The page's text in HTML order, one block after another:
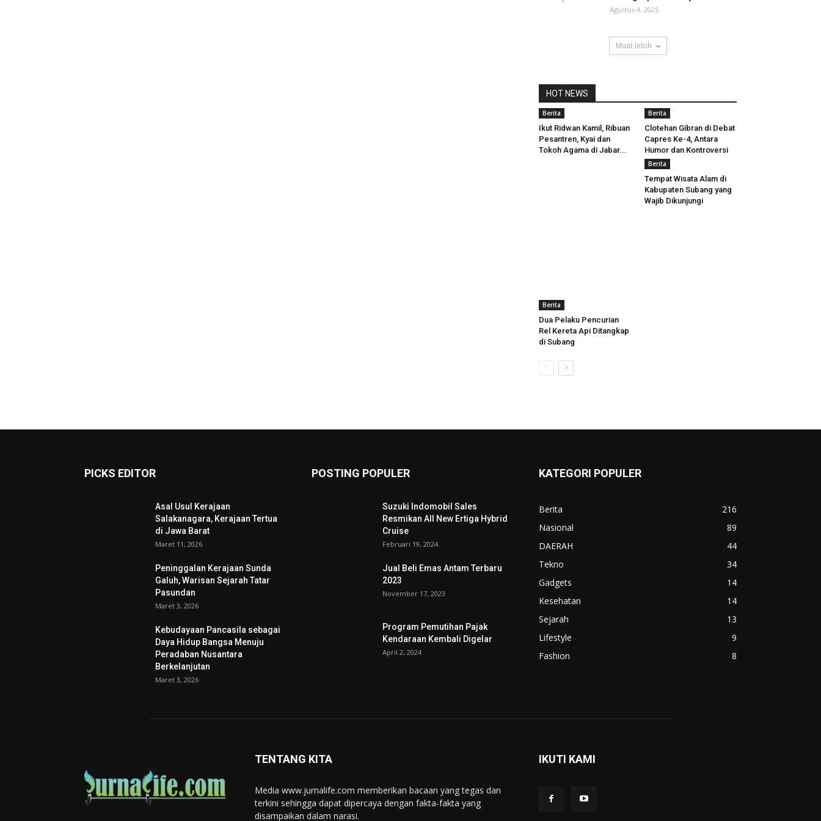
Agustus 4, 2025
Muat lebih
HOT NEWS
Berita
Ikut Ridwan Kamil, Ribuan
Pesantren, Kyai dan
Tokoh Agama di Jabar...
Berita
Clotehan Gibran di Debat
Capres Ke-4, Antara
Humor dan Kontroversi
Berita
Dua Pelaku Pencurian
Rel Kereta Api Ditangkap
di Subang
Berita
Tempat Wisata Alam di
Kabupaten Subang yang
Wajib Dikunjungi
PICKS EDITOR
Asal Usul Kerajaan
Salakanagara, Kerajaan Tertua
di Jawa Barat
Maret 11, 2026
Peninggalan Kerajaan Sunda
Galuh, Warisan Sejarah Tatar
Pasundan
Maret 3, 2026
Kebudayaan Pancasila sebagai
Daya Hidup Bangsa Menuju
Peradaban Nusantara
Berkelanjutan
Maret 3, 2026
POSTING POPULER
Suzuki Indomobil Sales
Resmikan All New Ertiga Hybrid
Cruise
Februari 19, 2024
Jual Beli Emas Antam Terbaru
2023
November 17, 2023
Program Pemutihan Pajak
Kendaraan Kembali Digelar
April 2, 2024
KATEGORI POPULER
Berita
216
Nasional
89
DAERAH
44
Tekno
34
Gadgets
14
Kesehatan
14
Sejarah
13
Lifestyle
9
Fashion
8
TENTANG KITA
Media www.jurnalife.com memberikan bacaan yang tegas dan
terkini sehingga dapat dipercaya dengan fakta-fakta yang
disampaikan dalam narasi.
IKUTI KAMI